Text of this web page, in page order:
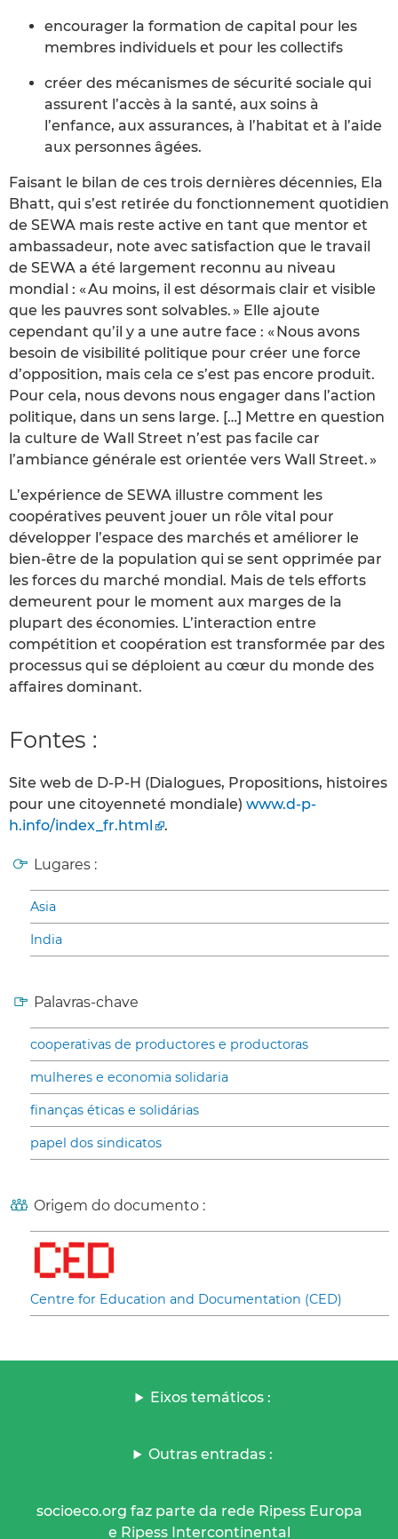
encourager la formation de capital pour les
membres individuels et pour les collectifs
créer des mécanismes de sécurité sociale qui
assurent l’accès à la santé, aux soins à
l’enfance, aux assurances, à l’habitat et à l’aide
aux personnes âgées.
Faisant le bilan de ces trois dernières décennies, Ela
Bhatt, qui s’est retirée du fonctionnement quotidien
de SEWA mais reste active en tant que mentor et
ambassadeur, note avec satisfaction que le travail
de SEWA a été largement reconnu au niveau
mondial : « Au moins, il est désormais clair et visible
que les pauvres sont solvables. » Elle ajoute
cependant qu’il y a une autre face : « Nous avons
besoin de visibilité politique pour créer une force
d’opposition, mais cela ce s’est pas encore produit.
Pour cela, nous devons nous engager dans l’action
politique, dans un sens large. […] Mettre en question
la culture de Wall Street n’est pas facile car
l’ambiance générale est orientée vers Wall Street. »
L’expérience de SEWA illustre comment les
coopératives peuvent jouer un rôle vital pour
développer l’espace des marchés et améliorer le
bien-être de la population qui se sent opprimée par
les forces du marché mondial. Mais de tels efforts
demeurent pour le moment aux marges de la
plupart des économies. L’interaction entre
compétition et coopération est transformée par des
processus qui se déploient au cœur du monde des
affaires dominant.
Fontes :
Site web de D-P-H (Dialogues, Propositions, histoires
pour une citoyenneté mondiale) www.d-p-
h.info/index_fr.html
.
Lugares :
Asia
India
Palavras-chave
cooperativas de productores e productoras
mulheres e economia solidaria
finanças éticas e solidárias
papel dos sindicatos
Origem do documento :
Centre for Education and Documentation (CED)
Eixos temáticos :
Outras entradas :
socioeco.org faz parte da rede Ripess Europa
e Ripess Intercontinental